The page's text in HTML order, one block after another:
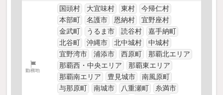
国頭村
大宜味村 東村
今帰仁村
本部町
名護市 恩納村
宜野座村
金武町
うるま市 読谷村
嘉手納町
北谷町
沖縄市 北中城村
中城村
宜野湾市
浦添市 西原町
那覇北エリア
那覇西・中央エリア
那覇東エリア
那覇南エリア
豊見城市
南風原町
与那原町
南城市 八重瀬町
糸満市